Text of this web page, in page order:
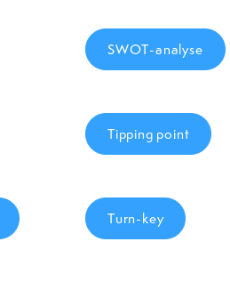
SWOT-analyse
Tipping point
Turn-key